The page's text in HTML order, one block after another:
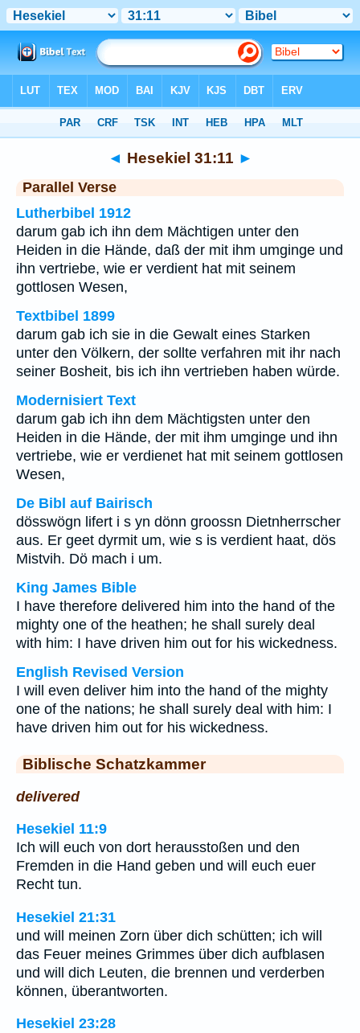
◄ Hesekiel 31:11 ►
Parallel Verse
Lutherbibel 1912
darum gab ich ihn dem Mächtigen unter den
Heiden in die Hände, daß der mit ihm umginge und
ihn vertriebe, wie er verdient hat mit seinem
gottlosen Wesen,
Textbibel 1899
darum gab ich sie in die Gewalt eines Starken
unter den Völkern, der sollte verfahren mit ihr nach
seiner Bosheit, bis ich ihn vertrieben haben würde.
Modernisiert Text
darum gab ich ihn dem Mächtigsten unter den
Heiden in die Hände, der mit ihm umginge und ihn
vertriebe, wie er verdienet hat mit seinem gottlosen
Wesen,
De Bibl auf Bairisch
dösswögn lifert i s yn dönn groossn Dietnherrscher
aus. Er geet dyrmit um, wie s is verdient haat, dös
Mistvih. Dö mach i um.
King James Bible
I have therefore delivered him into the hand of the
mighty one of the heathen; he shall surely deal
with him: I have driven him out for his wickedness.
English Revised Version
I will even deliver him into the hand of the mighty
one of the nations; he shall surely deal with him: I
have driven him out for his wickedness.
Biblische Schatzkammer
delivered
Hesekiel 11:9
Ich will euch von dort herausstoßen und den
Fremden in die Hand geben und will euch euer
Recht tun.
Hesekiel 21:31
und will meinen Zorn über dich schütten; ich will
das Feuer meines Grimmes über dich aufblasen
und will dich Leuten, die brennen und verderben
können, überantworten.
Hesekiel 23:28